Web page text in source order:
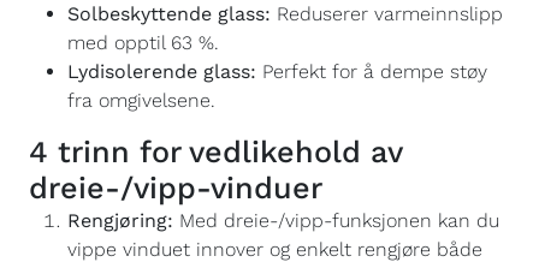
Solbeskyttende glass: Reduserer varmeinnslipp
med opptil 63 %.
Lydisolerende glass: Perfekt for å dempe støy
fra omgivelsene.
4 trinn for vedlikehold av
dreie-/vipp-vinduer
Rengjøring: Med dreie-/vipp-funksjonen kan du
vippe vinduet innover og enkelt rengjøre både